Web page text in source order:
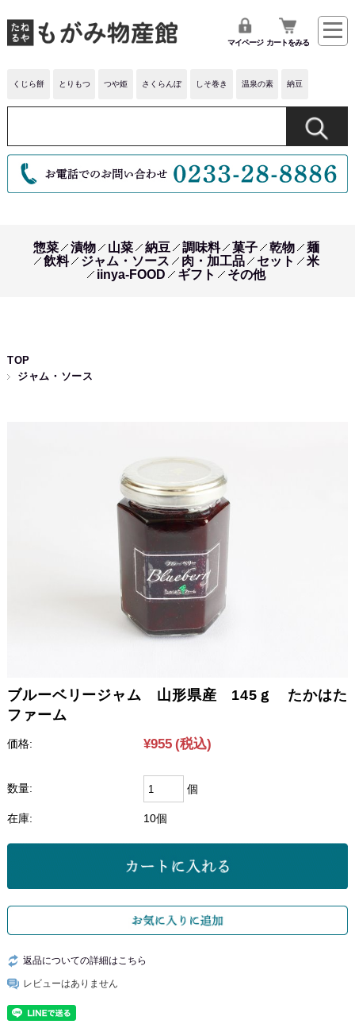
くじら餅 とりもつ つや姫 さくらんぼ しそ巻き 温泉の素 納豆
マイページ カートをみる
惣菜 漬物 山菜 納豆 調味料 菓子 乾物
麺
飲料
ジャム・ソース 肉・加工品 セット
米
iinya-FOOD
ギフト その他
TOP
ジャム・ソース
ブルーベリージャム 山形県産 145ｇ たかはた
ファーム
価格: ¥955 (税込)
数量: 個
在庫: 10個
返品についての詳細はこちら
レビューはありません